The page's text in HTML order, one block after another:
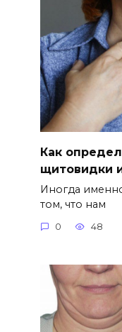
Как
щитовидки
Иногда
том, что нам
0 48